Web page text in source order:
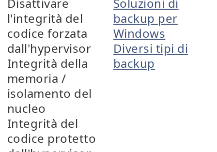
Disattivare
l'integrità del
codice forzata
dall'hypervisor
Integrità della
memoria /
isolamento del
nucleo
Integrità del
codice protetto
Soluzioni di
backup per
Windows
Diversi tipi di
backup